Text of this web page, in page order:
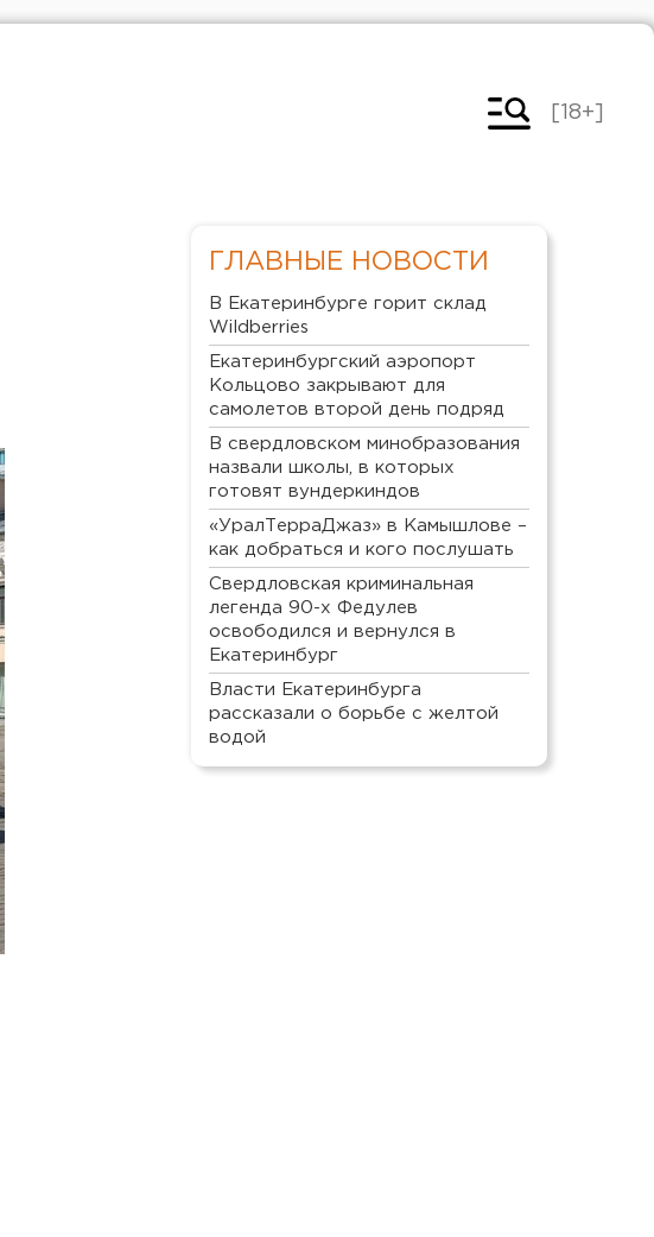
[18+]
ГЛАВНЫЕ НОВОСТИ
В Екатеринбурге горит склад
Wildberries
Екатеринбургский аэропорт
Кольцово закрывают для
самолетов второй день подряд
В свердловском минобразования
назвали школы, в которых
готовят вундеркиндов
«УралТерраДжаз» в Камышлове –
как добраться и кого послушать
Свердловская криминальная
легенда 90-х Федулев
освободился и вернулся в
Екатеринбург
Власти Екатеринбурга
рассказали о борьбе с желтой
водой